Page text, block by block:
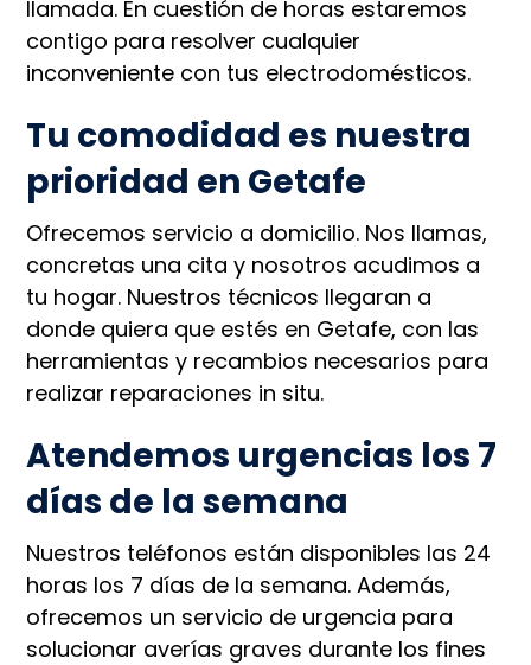
llamada. En cuestión de horas estaremos
contigo para resolver cualquier
inconveniente con tus electrodomésticos.
Tu comodidad es nuestra
prioridad en Getafe
Ofrecemos servicio a domicilio. Nos llamas,
concretas una cita y nosotros acudimos a
tu hogar. Nuestros técnicos llegaran a
donde quiera que estés en Getafe, con las
herramientas y recambios necesarios para
realizar reparaciones in situ.
Atendemos urgencias los 7
días de la semana
Nuestros teléfonos están disponibles las 24
horas los 7 días de la semana. Además,
ofrecemos un servicio de urgencia para
solucionar averías graves durante los fines